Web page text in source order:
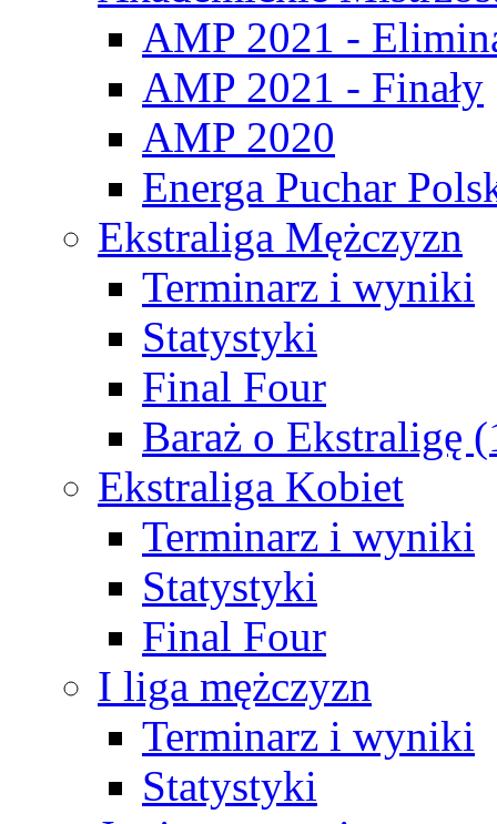
AMP 2021 -
AMP 2021 - Finały
AMP 2020
Energa Puchar
Ekstraliga Mężczyzn
Terminarz i wyniki
Statystyki
Final Four
Baraż o Ekstraligę
Ekstraliga Kobiet
Terminarz i wyniki
Statystyki
Final Four
I liga mężczyzn
Terminarz i wyniki
Statystyki